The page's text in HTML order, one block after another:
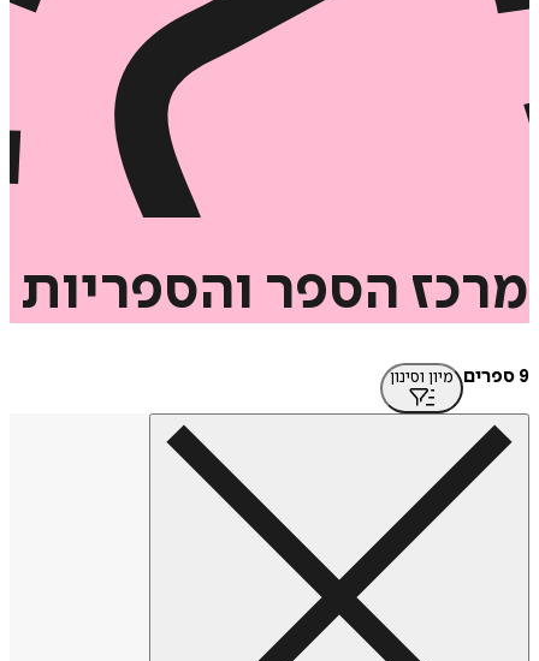
מרכז הספר והספריות
9 ספרים מיון וסינון